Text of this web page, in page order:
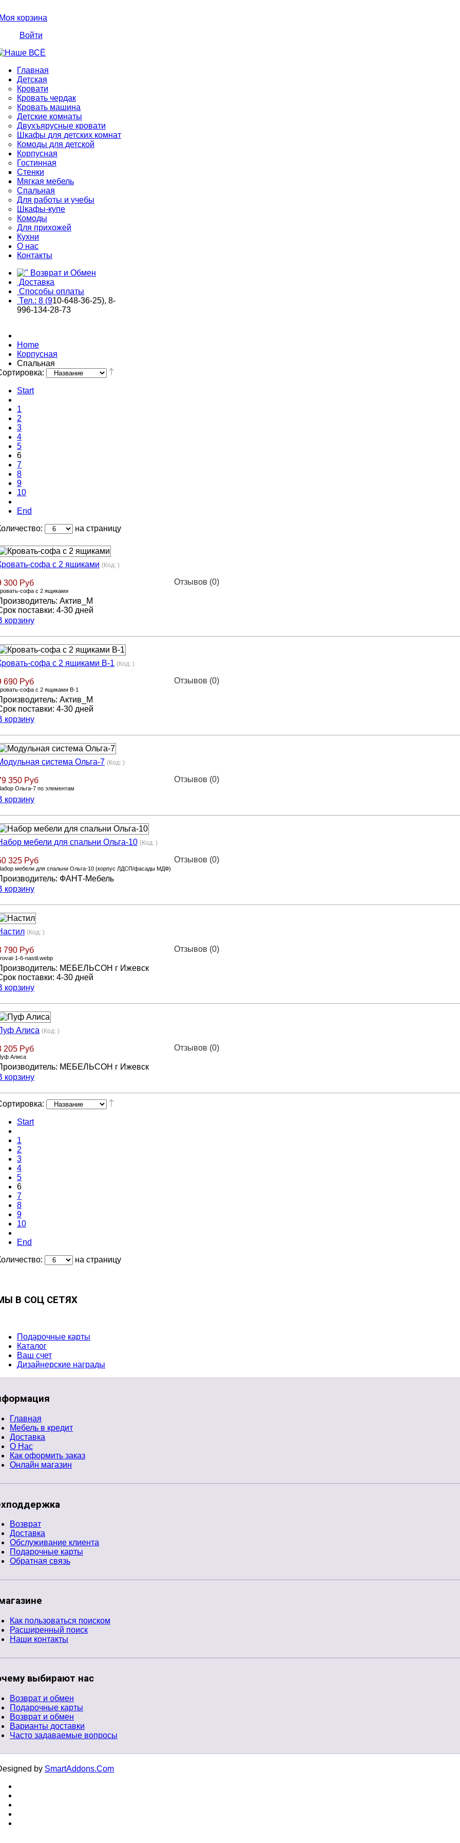
корзина
Войти
Главная
Детская
Кровати
Кровать чердак
Кровать машина
Детские комнаты
Двухъярусные кровати
Шкафы для детских комнат
Комоды для детской
Корпусная
Гостинная
Стенки
Мягкая мебель
Спальная
Для работы и учебы
Шкафы-купе
Комоды
Для прихожей
Кухни
О нас
Контакты
Возврат и Обмен
Доставка
Способы оплаты
Тел.: 8 (910-648-36-25), 8-
996-134-28-73
Home
Корпусная
Спальная
Start
1
2
3
4
5
6
7
8
9
10
End
на страницу
софа с 2 ящиками (Код: )
Отзывов (0)
300 Руб
софа с 2 ящиками
Актив_М
поставки: 4-30 дней
корзину
софа с 2 ящиками В-1 (Код: )
Отзывов (0)
690 Руб
софа с 2 ящиками В-1
Актив_М
поставки: 4-30 дней
корзину
система Ольга-7 (Код: )
Отзывов (0)
350 Руб
Ольга-7 по элементам
корзину
мебели для спальни Ольга-10 (Код: )
Отзывов (0)
325 Руб
мебели для спальни Ольга-10 (корпус ЛДСП/фасады МДФ)
ФАНТ-Мебель
корзину
(Код: )
Отзывов (0)
790 Руб
1-6-nastil.webp
МЕБЕЛЬСОН г Ижевск
поставки: 4-30 дней
корзину
Алиса (Код: )
Отзывов (0)
205 Руб
Алиса
МЕБЕЛЬСОН г Ижевск
корзину
Start
1
2
3
4
5
6
7
8
9
10
End
на страницу
В СОЦ СЕТЯХ
Подарочные карты
Каталог
Ваш счет
Дизайнерские награды
Главная
Мебель в кредит
Доставка
О Нас
Как оформить заказ
Онлайн магазин
Возврат
Доставка
Обслуживание клиента
Подарочные карты
Обратная связь
Как пользоваться поиском
Расширенный поиск
Наши контакты
выбирают нас
Возврат и обмен
Подарочные карты
Возврат и обмен
Варианты доставки
Часто задаваемые вопросы
by SmartAddons.Com